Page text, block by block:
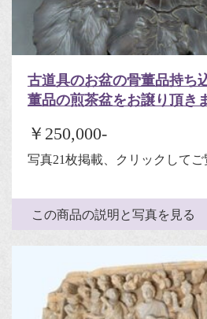
古道具のお盆の骨董品持ち
董品の煎茶盆をお譲り頂き
￥250,000-
写真21枚掲載、クリックしてご
この商品の説明と写真を見る